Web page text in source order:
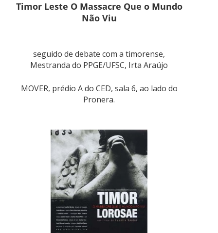
Timor Leste O Massacre Que o Mundo
Não Viu
seguido de debate com a timorense,
Mestranda do PPGE/UFSC, Irta Araújo
MOVER, prédio A do CED, sala 6, ao lado do
Pronera.